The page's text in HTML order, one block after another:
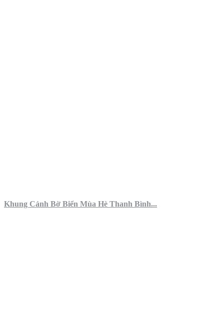
Khung Cảnh Bờ Biển Mùa Hè Thanh Bình...